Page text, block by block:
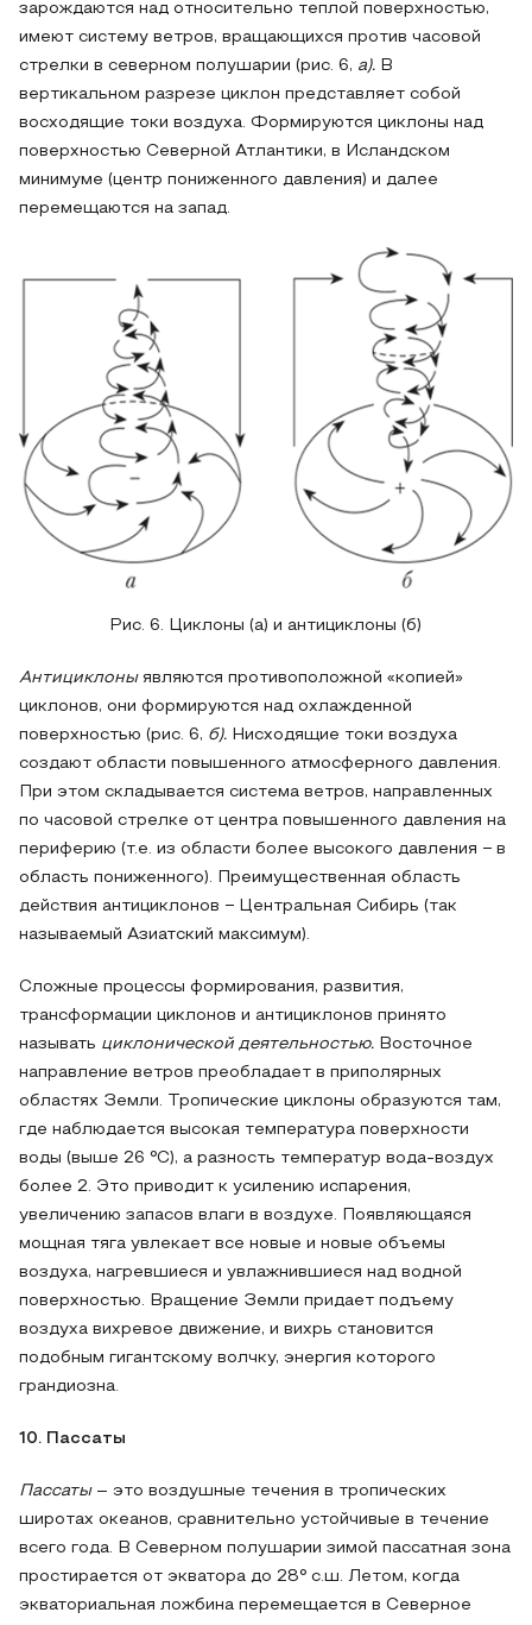
зарождаются над относительно теплой поверхностью,
имеют систему ветров, вращающихся против часовой
стрелки в северном полушарии (рис. 6, а). В
вертикальном разрезе циклон представляет собой
восходящие токи воздуха. Формируются циклоны над
поверхностью Северной Атлантики, в Исландском
минимуме (центр пониженного давления) и далее
перемещаются на запад.
Рис. 6. Циклоны (а) и антициклоны (б)
Антициклоныявляются противоположной «копией»
циклонов, они формируются над охлажденной
поверхностью (рис. 6, б). Нисходящие токи воздуха
создают области повышенного атмосферного давления.
При этом складывается система ветров, направленных
по часовой стрелке от центра повышенного давления на
периферию (т.е. из области более высокого давления − в
область пониженного). Преимущественная область
действия антициклонов − Центральная Сибирь (так
называемый Азиатский максимум).
Сложные процессы формирования, развития,
трансформации циклонов и антициклонов принято
называть циклонической деятельностью. Восточное
направление ветров преобладает в приполярных
областях Земли. Тропические циклоны образуются там,
где наблюдается высокая температура поверхности
воды (выше 26 °С), а разность температур вода-воздух
более 2. Это приводит к усилению испарения,
увеличению запасов влаги в воздухе. Появляющаяся
мощная тяга увлекает все новые и новые объемы
воздуха, нагревшиеся и увлажнившиеся над водной
поверхностью. Вращение Земли придает подъему
воздуха вихревое движение, и вихрь становится
подобным гигантскому волчку, энергия которого
грандиозна.
10. Пассаты
Пассаты– это воздушные течения в тропических
широтах океанов, сравнительно устойчивые в течение
всего года. В Северном полушарии зимой пассатная зона
простирается от экватора до 28° с.ш. Летом, когда
экваториальная ложбина перемещается в Северное